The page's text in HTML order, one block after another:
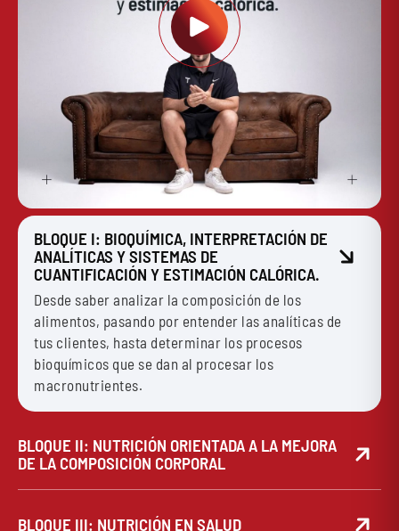
BLOQUE I: BIOQUÍMICA, INTERPRETACIÓN DE
ANALÍTICAS Y SISTEMAS DE
CUANTIFICACIÓN Y ESTIMACIÓN CALÓRICA.
Desde saber analizar la composición de los
alimentos, pasando por entender las analíticas de
tus clientes, hasta determinar los procesos
bioquímicos que se dan al procesar los
macronutrientes.
BLOQUE II: NUTRICIÓN ORIENTADA A LA MEJORA
DE LA COMPOSICIÓN CORPORAL
ganar masa muscular o perder grasa y tendrás las
BLOQUE III: NUTRICIÓN EN SALUD